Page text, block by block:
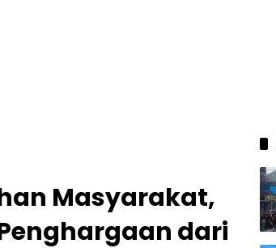
Masyarakat,
dari